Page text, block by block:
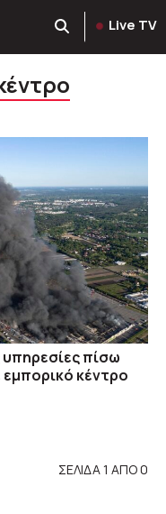
Live TV
πίσω
κέντρο
ΣΕΛΙΔΑ 1 ΑΠΟ 0